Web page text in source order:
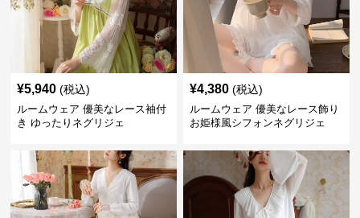
¥5,940 (税込)
ルームウェア 優美なレース袖付
き ゆったりネグリジェ
¥4,380 (税込)
ルームウェア 優美なレース飾り
お姫様風シフォンネグリジェ